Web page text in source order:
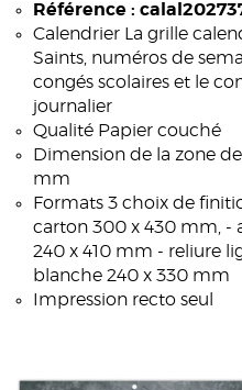
Référence :
Calendrier La grille
Saints, numéros de
congés scolaires et le
journalier
Qualité Papier couché
Dimension de la zone
mm
Formats 3 choix de
carton 300 x 430 mm, -
240 x 410 mm - reliure
blanche 240 x 330 mm
Impression recto seul